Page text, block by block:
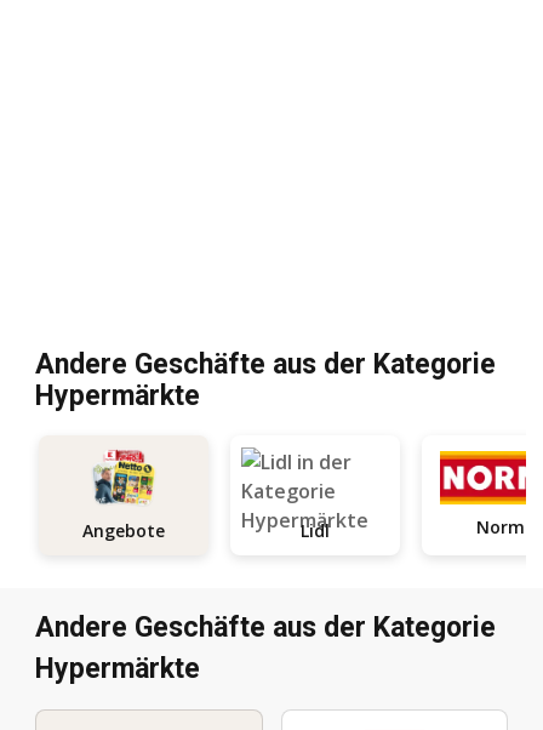
Andere Geschäfte aus der Kategorie
Hypermärkte
Angebote Lidl Norma
Andere Geschäfte aus der Kategorie
Hypermärkte